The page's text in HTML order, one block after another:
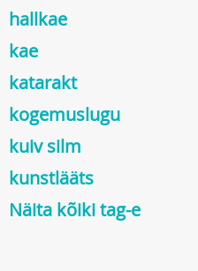
hallkae
kae
katarakt
kogemuslugu
kuiv silm
kunstlääts
Näita kõiki tag-e